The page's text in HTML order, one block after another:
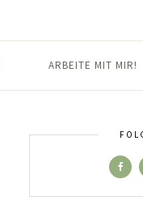
ARBEITE MIT MIR!